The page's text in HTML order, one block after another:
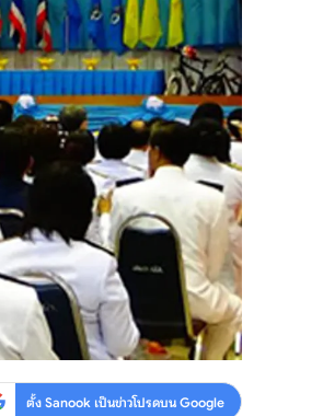
Choice
นิยาย
ตั้ง Sanook เป็นข่าวโปรดบน Google